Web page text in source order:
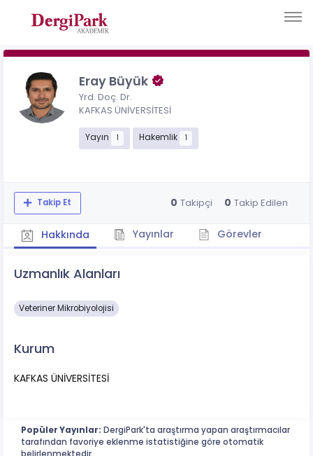
Eray Büyük
Yrd. Doç. Dr.
KAFKAS ÜNİVERSİTESİ
Yayın 1 Hakemlik 1
Takip Et 0 Takipçi 0 Takip Edilen
Hakkında Yayınlar Görevler
Uzmanlık Alanları
Veteriner Mikrobiyolojisi
Kurum
KAFKAS ÜNİVERSİTESİ
Popüler Yayınlar: DergiPark'ta araştırma yapan araştırmacılar
tarafından favoriye eklenme istatistiğine göre otomatik